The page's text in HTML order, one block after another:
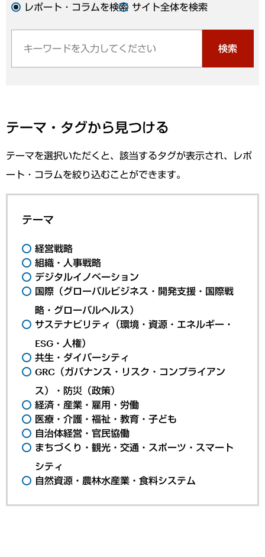
レポート・コラムを検索 サイト全体を検索
検索
テーマ・タグから見つける
テーマを選択いただくと、該当するタグが表示され、レポ
ート・コラムを絞り込むことができます。
テーマ
経営戦略
組織・人事戦略
デジタルイノベーション
国際（グローバルビジネス・開発支援・国際戦
略・グローバルヘルス）
サステナビリティ（環境・資源・エネルギー・
ESG・人権）
共生・ダイバーシティ
GRC（ガバナンス・リスク・コンプライアン
ス）・防災（政策）
経済・産業・雇用・労働
医療・介護・福祉・教育・子ども
自治体経営・官民協働
まちづくり・観光・交通・スポーツ・スマート
シティ
自然資源・農林水産業・食料システム